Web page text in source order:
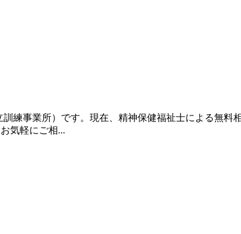
練事業所）です。現在、精神保健福祉士による無
気軽にご相...